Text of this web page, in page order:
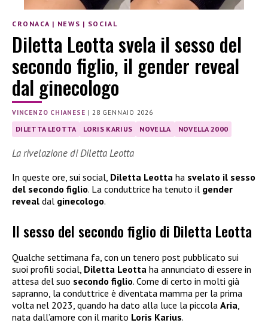
CRONACA | NEWS | SOCIAL
Diletta Leotta svela il sesso del
secondo figlio, il gender reveal
dal ginecologo
VINCENZO CHIANESE |28 GENNAIO 2026
DILETTA LEOTTA LORIS KARIUS NOVELLA NOVELLA 2000
La rivelazione di Diletta Leotta
In queste ore, sui social, Diletta Leotta ha svelato il sesso
del secondo figlio. La conduttrice ha tenuto il gender
reveal dal ginecologo.
Il sesso del secondo figlio di Diletta Leotta
Qualche settimana fa, con un tenero post pubblicato sui
suoi profili social, Diletta Leotta ha annunciato di essere in
attesa del suo secondo figlio. Come di certo in molti già
sapranno, la conduttrice è diventata mamma per la prima
volta nel 2023, quando ha dato alla luce la piccola Aria,
nata dall’amore con il marito Loris Karius.